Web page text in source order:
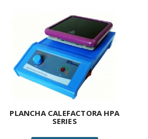
PLANCHA CALEFACTORA HPA
SERIES